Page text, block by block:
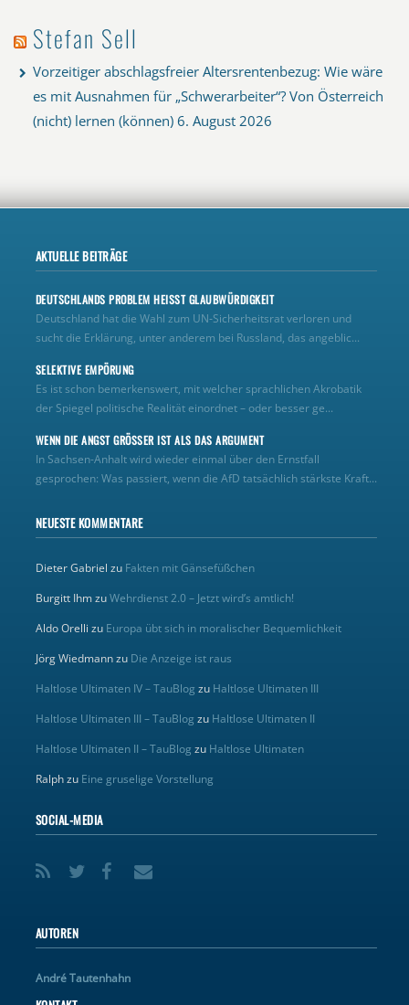
Stefan Sell
Vorzeitiger abschlagsfreier Altersrentenbezug: Wie wäre
es mit Ausnahmen für „Schwerarbeiter“? Von Österreich
(nicht) lernen (können) 6. August 2026
AKTUELLE BEITRÄGE
DEUTSCHLANDS PROBLEM HEISST GLAUBWÜRDIGKEIT
Deutschland hat die Wahl zum UN‑Sicherheitsrat verloren und
sucht die Erklärung, unter anderem bei Russland, das angeblic...
SELEKTIVE EMPÖRUNG
Es ist schon bemerkenswert, mit welcher sprachlichen Akrobatik
der Spiegel politische Realität einordnet – oder besser ge...
WENN DIE ANGST GRÖSSER IST ALS DAS ARGUMENT
In Sachsen-Anhalt wird wieder einmal über den Ernstfall
gesprochen: Was passiert, wenn die AfD tatsächlich stärkste Kraft...
NEUESTE KOMMENTARE
Dieter Gabriel zu Fakten mit Gänsefüßchen
Burgitt IhmzuWehrdienst 2.0 – Jetzt wird’s amtlich!
Aldo Orelli zu Europa übt sich in moralischer Bequemlichkeit
Jörg Wiedmannzu Die Anzeige ist raus
Haltlose Ultimaten IV – TauBlog zu Haltlose Ultimaten III
Haltlose Ultimaten III – TauBlog zu Haltlose Ultimaten II
Haltlose Ultimaten II – TauBlog zu Haltlose Ultimaten
Ralphzu Eine gruselige Vorstellung
SOCIAL-MEDIA
AUTOREN
André Tautenhahn